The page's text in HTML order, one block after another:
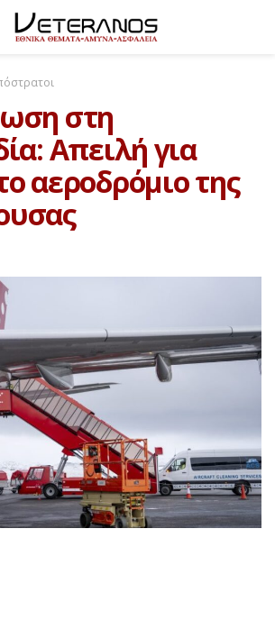
στη
Απειλή για
αεροδρόμιο της